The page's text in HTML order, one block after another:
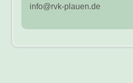
info@rvk-plauen.de